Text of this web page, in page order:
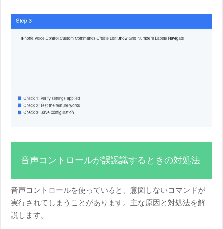
音声コントロールが誤認識するときの対処法
音声コントロールを使っていると、意図しないコマンドが
実行されてしまうことがあります。主な原因と対処法を解
説します。